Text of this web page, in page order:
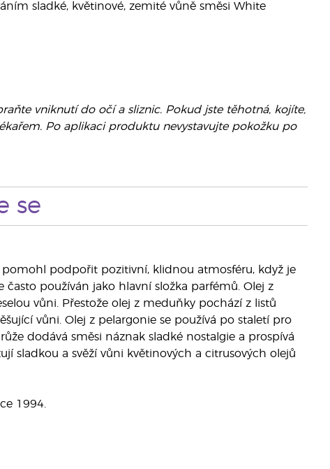
sladké, květinové, zemité vůně směsi White
vniknutí do očí a sliznic. Pokud jste těhotná, kojíte,
Po aplikaci produktu nevystavujte pokožku po
se
pomohl podpořit pozitivní, klidnou atmosféru, když je
používán jako hlavní složka parfémů. Olej z
vůni. Přestože olej z meduňky pochází z listů
vůni. Olej z pelargonie se používá po staletí pro
dodává směsi náznak sladké nostalgie a prospívá
sladkou a svěží vůni květinových a citrusových olejů
1994.